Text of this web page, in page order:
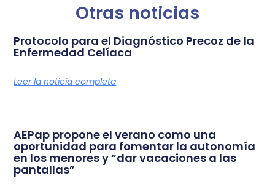
Otras noticias
Protocolo para el Diagnóstico Precoz de la
Enfermedad Celíaca
Leer la noticia completa
AEPap propone el verano como una
oportunidad para fomentar la autonomía
en los menores y “dar vacaciones a las
pantallas”